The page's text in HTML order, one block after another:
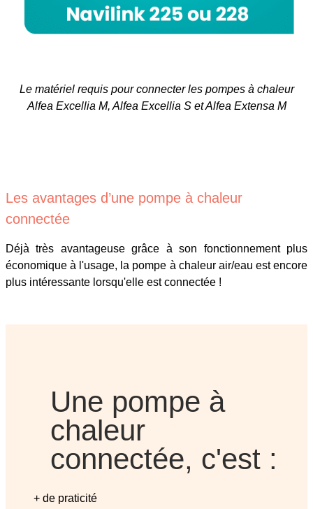
Le matériel requis pour connecter les pompes à chaleur
Alfea Excellia M, Alfea Excellia S et Alfea Extensa M
Les avantages d’une pompe à chaleur
connectée
Déjà très avantageuse grâce à son fonctionnement plus
économique à l'usage, la pompe à chaleur air/eau est encore
plus intéressante lorsqu'elle est connectée !
Une pompe à
chaleur
connectée, c'est :
+ de praticité